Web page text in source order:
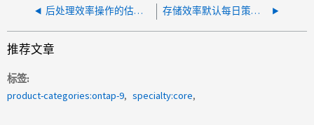
后处理效率操作的估计持续时间是多少？ 存储效率默认每日策略的开始时间是多少？
推荐文章
标签
product-categories:ontap-9
specialty:core